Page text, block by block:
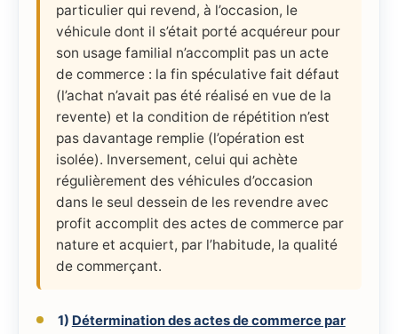
particulier qui revend, à l’occasion, le
véhicule dont il s’était porté acquéreur pour
son usage familial n’accomplit pas un acte
de commerce : la fin spéculative fait défaut
(l’achat n’avait pas été réalisé en vue de la
revente) et la condition de répétition n’est
pas davantage remplie (l’opération est
isolée). Inversement, celui qui achète
régulièrement des véhicules d’occasion
dans le seul dessein de les revendre avec
profit accomplit des actes de commerce par
nature et acquiert, par l’habitude, la qualité
de commerçant.
1) Détermination des actes de commerce par